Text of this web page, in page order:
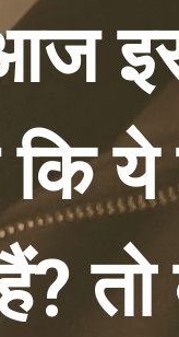
ये
तो